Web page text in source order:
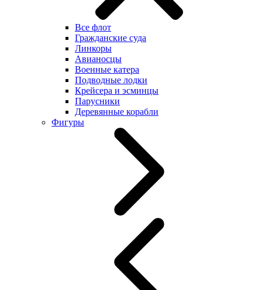
Все флот
Гражданские суда
Линкоры
Авианосцы
Военные катера
Подводные лодки
Крейсера и эсминцы
Парусники
Деревянные корабли
Фигуры